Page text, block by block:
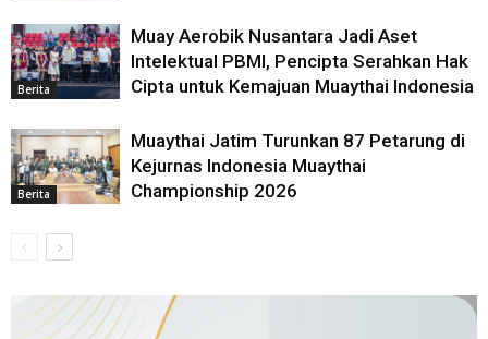
Berita
Muay Aerobik Nusantara Jadi Aset
Intelektual PBMI, Pencipta Serahkan Hak
Cipta untuk Kemajuan Muaythai Indonesia
Berita
Muaythai Jatim Turunkan 87 Petarung di
Kejurnas Indonesia Muaythai
Championship 2026